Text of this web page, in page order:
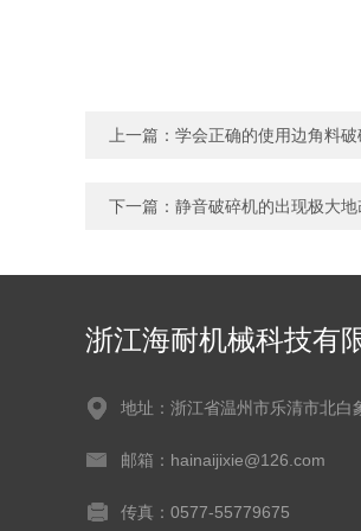
上一篇： 学会正确的使用边角料
下一篇： 静音破碎机的出现极大
浙江海耐机械科技有
地址：浙江省温州市乐清市北白
邮箱：hainaijixie@126.com
传真：0577-55779675